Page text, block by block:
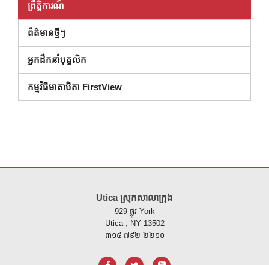
ព្រឹត្តិការណ៍
ព័ត៌មានថ្មីៗ
អ្នកដឹកនាំបុគ្គលិក
កម្មវិធីមាតាបិតា FirstView
Utica ស្រុកសាលាក្រុង
929 ផ្លូវ York
Utica , NY 13502
៣១៥-៧៩២-២២១០